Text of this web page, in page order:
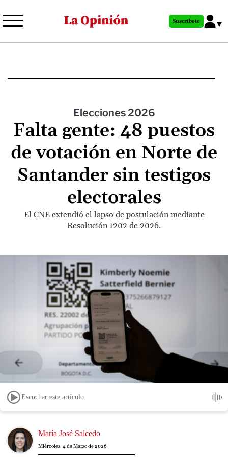
al
principal
Suscríbete
Elecciones 2026
Falta gente: 48 puestos
de votación en Norte de
Santander sin testigos
electorales
El CNE extendió el lapso de postulación mediante
Resolución 1202 de 2026.
Escuchar este artículo
Image María José Salcedo
Miércoles, 4 de Marzo de 2026